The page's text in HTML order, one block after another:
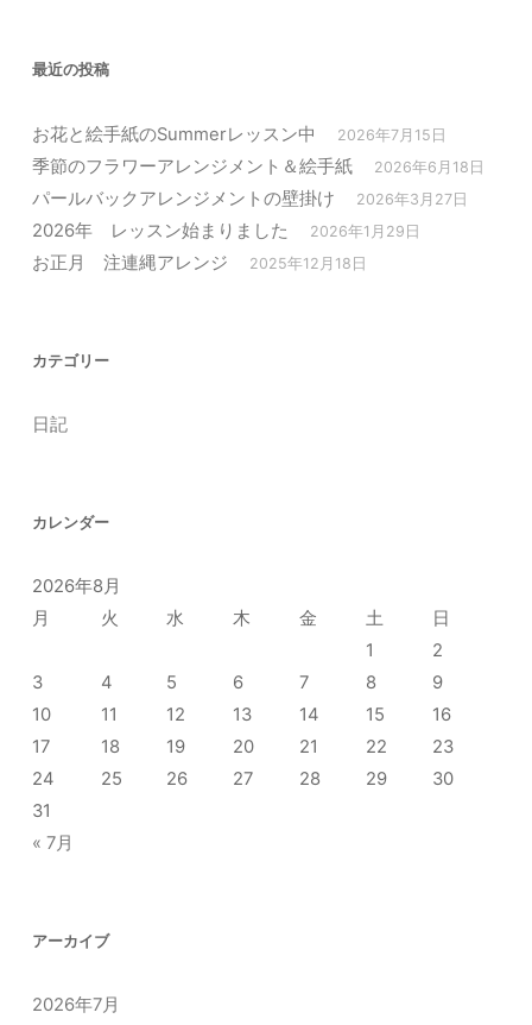
最近の投稿
お花と絵手紙のSummerレッスン中 2026年7月15日
季節のフラワーアレンジメント＆絵手紙 2026年6月18日
パールバックアレンジメントの壁掛け 2026年3月27日
2026年 レッスン始まりました 2026年1月29日
お正月 注連縄アレンジ 2025年12月18日
カテゴリー
日記
カレンダー
2026年8月
月
火 水 木 金 土
日
1
2
3
4 5 6 7 8
9
10
11 12 13 14 15
16
17
18 19 20 21 22
23
24
25 26 27 28 29
30
31
« 7月
アーカイブ
2026年7月